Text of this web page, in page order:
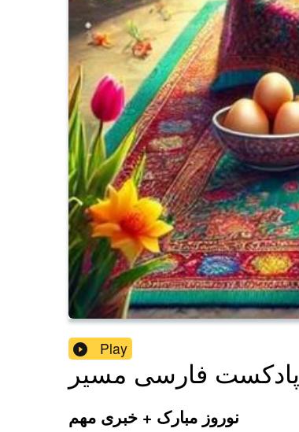
Play
پادکست فارسی مسیر
نوروز مبارک + خبری مهم